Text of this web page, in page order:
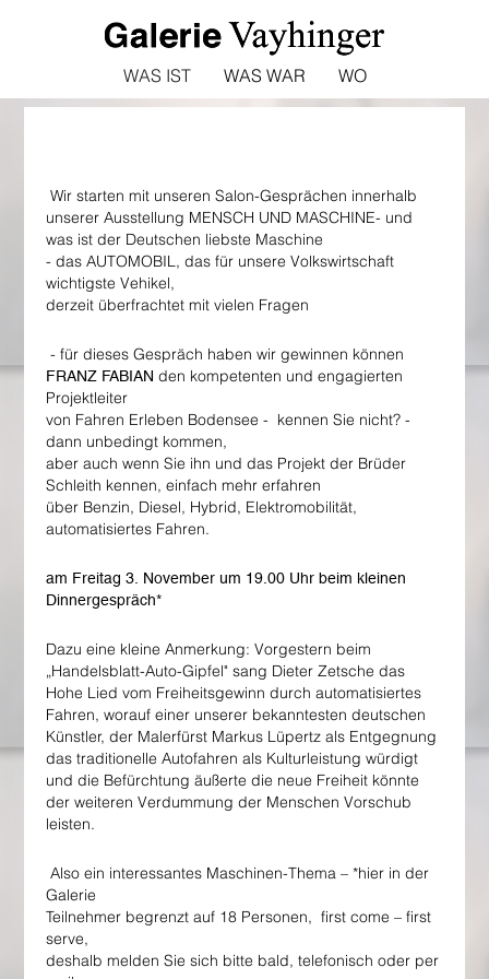
WAS IST WAS WAR WO
Wir starten mit unseren Salon-Gesprächen innerhalb
unserer Ausstellung MENSCH UND MASCHINE- und
was ist der Deutschen liebste Maschine
- das AUTOMOBIL, das für unsere Volkswirtschaft
wichtigste Vehikel,
derzeit überfrachtet mit vielen Fragen
- für dieses Gespräch haben wir gewinnen können
FRANZ FABIAN den kompetenten und engagierten
Projektleiter
von Fahren Erleben Bodensee - kennen Sie nicht? -
dann unbedingt kommen,
aber auch wenn Sie ihn und das Projekt der Brüder
Schleith kennen, einfach mehr erfahren
über Benzin, Diesel, Hybrid, Elektromobilität,
automatisiertes Fahren.
am Freitag 3. November um 19.00 Uhr beim kleinen
Dinnergespräch*
Dazu eine kleine Anmerkung: Vorgestern beim
„Handelsblatt-Auto-Gipfel" sang Dieter Zetsche das
Hohe Lied vom Freiheitsgewinn durch automatisiertes
Fahren, worauf einer unserer bekanntesten deutschen
Künstler, der Malerfürst Markus Lüpertz als Entgegnung
das traditionelle Autofahren als Kulturleistung würdigt
und die Befürchtung äußerte die neue Freiheit könnte
der weiteren Verdummung der Menschen Vorschub
leisten.
Also ein interessantes Maschinen-Thema – *hier in der
Galerie
Teilnehmer begrenzt auf 18 Personen, first come – first
serve,
deshalb melden Sie sich bitte bald, telefonisch oder per